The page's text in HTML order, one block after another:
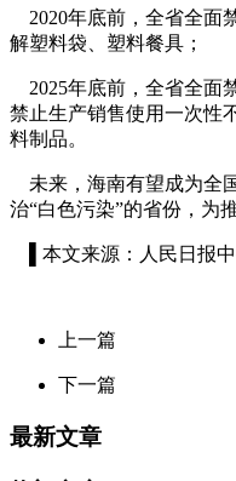
2020年底前，全省全面
解塑料袋、塑料餐具；
2025年底前，全省全面
禁止生产销售使用一次性
料制品。
未来，海南有望成为全
治“白色污染”的省份，为
▌本文来源：人民日报
上一篇
下一篇
最新文章